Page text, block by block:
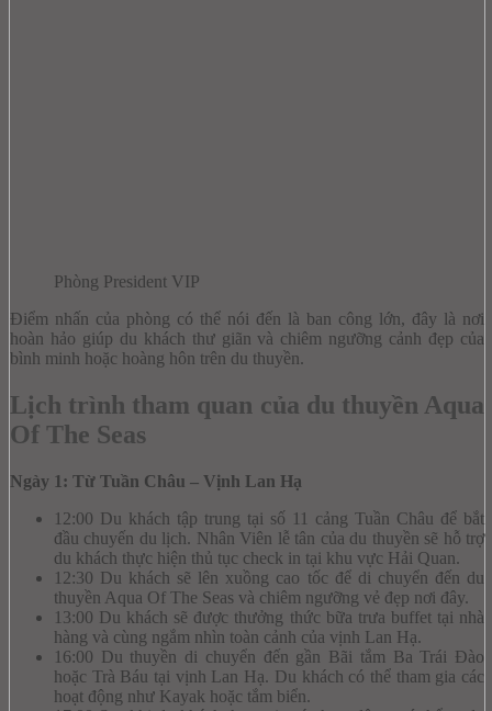
Phòng President VIP
Điểm nhấn của phòng có thể nói đến là ban công lớn, đây là nơi
hoàn hảo giúp du khách thư giãn và chiêm ngưỡng cảnh đẹp của
bình minh hoặc hoàng hôn trên du thuyền.
Lịch trình tham quan của du thuyền Aqua
Of The Seas
Ngày 1: Từ Tuần Châu – Vịnh Lan Hạ
12:00 Du khách tập trung tại số 11 cảng Tuần Châu để bắt
đầu chuyến du lịch. Nhân Viên lễ tân của du thuyền sẽ hỗ trợ
du khách thực hiện thủ tục check in tại khu vực Hải Quan.
12:30 Du khách sẽ lên xuồng cao tốc để di chuyển đến du
thuyền Aqua Of The Seas và chiêm ngưỡng vẻ đẹp nơi đây.
13:00 Du khách sẽ được thưởng thức bữa trưa buffet tại nhà
hàng và cùng ngắm nhìn toàn cảnh của vịnh Lan Hạ.
16:00 Du thuyền di chuyển đến gần Bãi tắm Ba Trái Đào
hoặc Trà Báu tại vịnh Lan Hạ. Du khách có thể tham gia các
hoạt động như Kayak hoặc tắm biển.